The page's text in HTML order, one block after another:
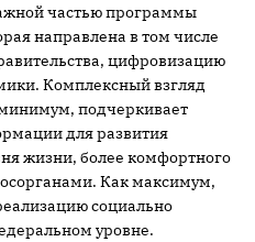
частью программы
направлена в том числе
цифровизацию
Комплексный взгляд
минимум, подчеркивает
для развития
жизни, более комфортного
Как максимум,
социально
уровне.